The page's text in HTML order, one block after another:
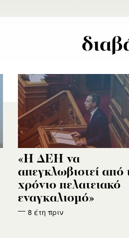
«Η ΔΕΗ να
απεγκλωβιστεί από
χρόνιο πελατειακό
εναγκαλισμό»
8 έτη πριν